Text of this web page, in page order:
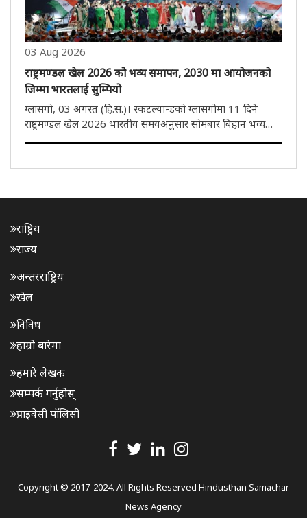
03 Aug 2026
राष्ट्रमण्डल खेल 2026 को भव्य समापन, 2030 मा आयोजनको
जिम्मा भारतलाई सुम्पियो
ग्लासगो, 03 अगस्त (हि.स.)। स्कटल्यान्डको ग्लासगोमा 11 दिने
राष्ट्रमण्डल खेल 2026 भारतीय समयअनुसार सोमबार बिहान भव्य
छ। समापन..
राष्ट्रिय
राज्य
अन्तरराष्ट्रिय
खेल
विविध
हाम्रो बारेमा
हमारे लेखक
सम्पर्क गर्नुहोस्
प्राइवेसी पॉलिसी
Copyright © 2017-2024. All Rights Reserved Hindusthan Samachar
News Agency